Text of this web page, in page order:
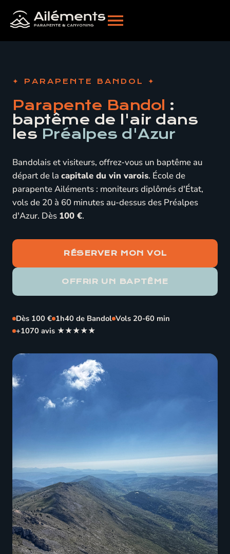
PARAPENTE BANDOL
Parapente Bandol :
baptême de l'air dans
les Préalpes d'Azur
Bandolais et visiteurs, offrez-vous un baptême au
départ de la capitale du vin varois. École de
parapente Ailéments : moniteurs diplômés d'État,
vols de 20 à 60 minutes au-dessus des Préalpes
d'Azur. Dès 100 €.
RÉSERVER MON VOL
OFFRIR UN BAPTÊME
Dès 100 € 1h40 de Bandol Vols 20-60 min
+1070 avis ★★★★★